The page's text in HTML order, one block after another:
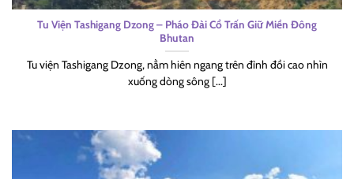
Tu Viện Tashigang Dzong – Pháo Đài Cổ Trấn Giữ Miền Đông
Bhutan
Tu viện Tashigang Dzong, nằm hiên ngang trên đỉnh đồi cao nhìn
xuống dòng sông [...]